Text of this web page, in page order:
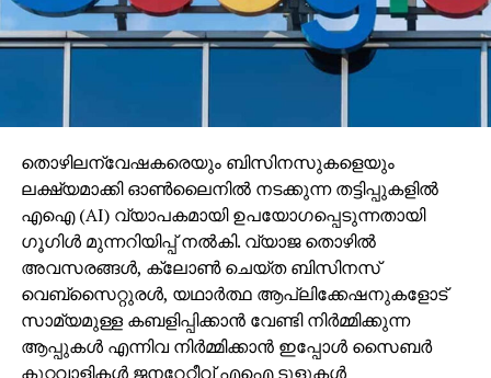
തൊഴിലന്വേഷകരെയും ബിസിനസുകളെയും
ലക്ഷ്യമാക്കി ഓണ്‍ലൈനില്‍ നടക്കുന്ന തട്ടിപ്പുകളില്‍
എഐ (AI) വ്യാപകമായി ഉപയോഗപ്പെടുന്നതായി
ഗൂഗിള്‍ മുന്നറിയിപ്പ് നല്‍കി. വ്യാജ തൊഴില്‍
അവസരങ്ങള്‍, ക്ലോണ്‍ ചെയ്ത ബിസിനസ്
വെബ്‌സൈറ്റുരള്‍, യഥാര്‍ത്ഥ ആപ്ലിക്കേഷനുകളോട്
സാമ്യമുള്ള കബളിപ്പിക്കാന്‍ വേണ്ടി നിര്‍മ്മിക്കുന്ന
ആപ്പുകള്‍ എന്നിവ നിര്‍മ്മിക്കാന്‍ ഇപ്പോള്‍ സൈബര്‍
കുറ്റവാളികള്‍ ജനറേറ്റീവ് എഐ ടൂളുകള്‍